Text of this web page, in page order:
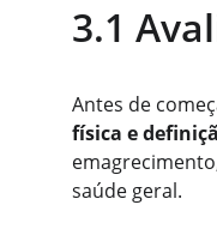
3.1
Antes de
física e
saúde geral.